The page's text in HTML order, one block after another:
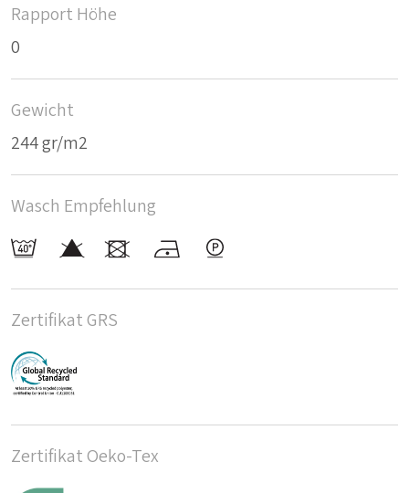
Rapport Höhe
0
Gewicht
244 gr/m2
Wasch Empfehlung
Zertifikat GRS
Zertifikat Oeko-Tex